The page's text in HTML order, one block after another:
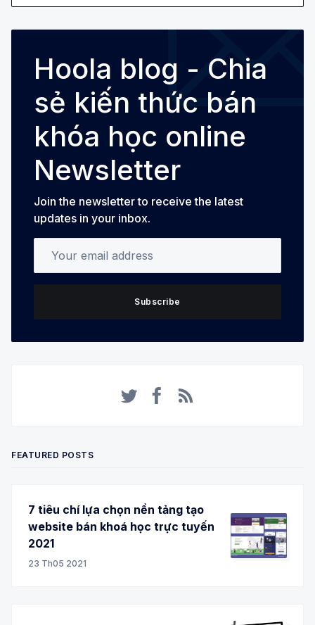
Hoola blog - Chia
sẻ kiến thức bán
khóa học online
Newsletter
Join the newsletter to receive the latest
updates in your inbox.
Subscribe
FEATURED POSTS
7 tiêu chí lựa chọn nền tảng tạo
website bán khoá học trực tuyến
2021
23 Th05 2021